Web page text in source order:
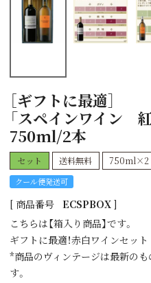
［ギフトに最適］
「スペインワイン
750ml/2本
セット 送料無料 750ml×2
クール便発送可
商品番号
ECSPBOX
こちらは【箱入り商品】です。
ギフトに最適！赤白ワインセット
*商品のヴィンテージは最新の
す。